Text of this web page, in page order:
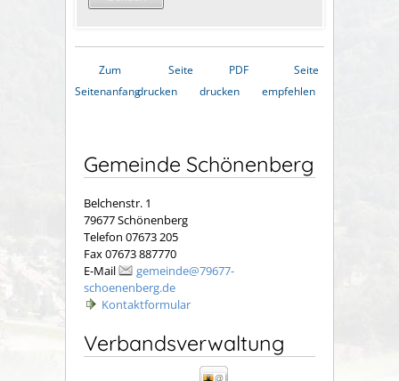
Zum
Seitenanfang
Seite
drucken
PDF
drucken
Seite
empfehlen
Gemeinde Schönenberg
Belchenstr. 1
79677 Schönenberg
Telefon 07673 205
Fax 07673 887770
E-Mail
gemeinde@79677-
schoenenberg.de
Kontaktformular
Verbandsverwaltung